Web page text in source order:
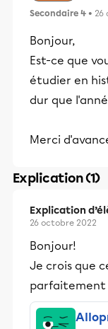
Secondaire 4 •
Bonjour,
Est-ce que
étudier en
dur que
Merci
Explication (1)
Explication
26 octobre 2022
Bonjour!
Je crois que
parfaitement